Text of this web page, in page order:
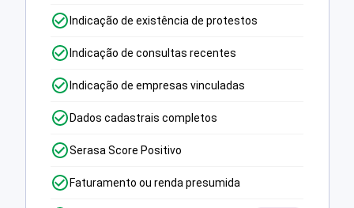
Indicação de existência de protestos
Indicação de consultas recentes
Indicação de empresas vinculadas
Dados cadastrais completos
Serasa Score Positivo
Faturamento ou renda presumida